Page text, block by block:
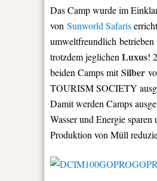
Das Camp wurde im
von Sunworld Safaris
umweltfreundlich betrieben
trotzdem jeglichen Luxus!
beiden Camps mitSilber
TOURISM SOCIETY
Damit werden Camps
Wasser und Energie sparen
Produktion von Müll